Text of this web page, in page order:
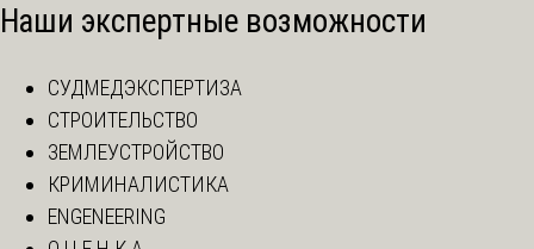
Наши экспертные возможности
СУДМЕДЭКСПЕРТИЗА
СТРОИТЕЛЬСТВО
ЗЕМЛЕУСТРОЙСТВО
КРИМИНАЛИСТИКА
ENGENEERING